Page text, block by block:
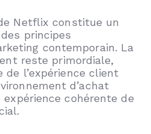
Netflix constitue un
principes
contemporain. La
reste primordiale,
de l’expérience client
d’achat
cohérente de